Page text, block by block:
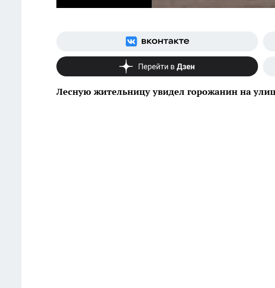
Лесную жительницу увидел горожанин на